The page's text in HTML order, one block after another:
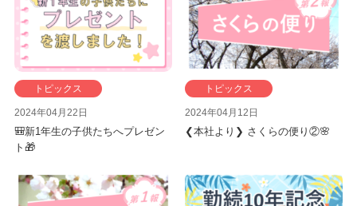
トピックス
2024年04月22日
🎒新1年生の子供たちへプレゼン
ト🎁
トピックス
2024年04月12日
❮本社より❯ さくらの便り②🌸